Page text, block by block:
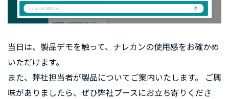
当日は、製品デモを触って、ナレカンの使用感をお確かめ
いただけます。
また、弊社担当者が製品についてご案内いたします。 ご興
味がありましたら、ぜひ弊社ブースにお立ち寄りくださ